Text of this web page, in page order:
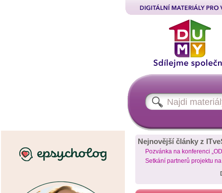
Nejnovější články z
Pozvánka na konferenci
Setkání partnerů projektu